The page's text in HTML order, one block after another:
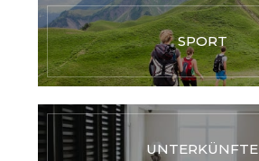
SPORT
UNTERKÜNFTE